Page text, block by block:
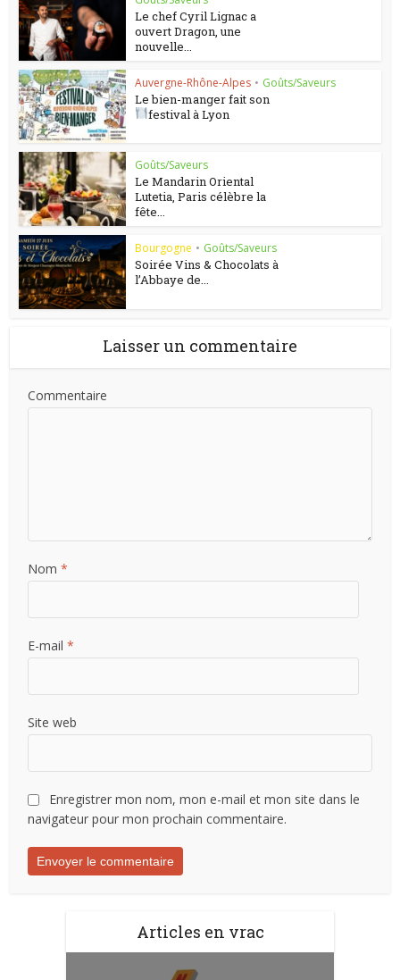
Le chef Cyril Lignac a
ouvert Dragon, une
nouvelle...
Auvergne-Rhône-Alpes • Goûts/Saveurs
Le bien-manger fait son
festival à Lyon
Goûts/Saveurs
Le Mandarin Oriental
Lutetia, Paris célèbre la
fête...
Bourgogne • Goûts/Saveurs
Soirée Vins & Chocolats à
l’Abbaye de...
Laisser un commentaire
Commentaire
Nom*
E-mail*
Site web
Enregistrer mon nom, mon e-mail et mon site dans le
navigateur pour mon prochain commentaire.
Articles en vrac